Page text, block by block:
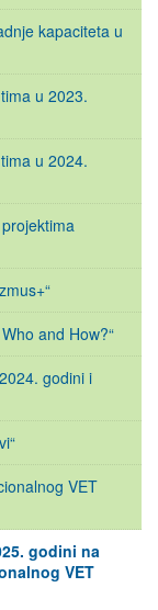
kapaciteta u
u 2023.
u 2024.
and How?“
godini i
VET
godini na
VET